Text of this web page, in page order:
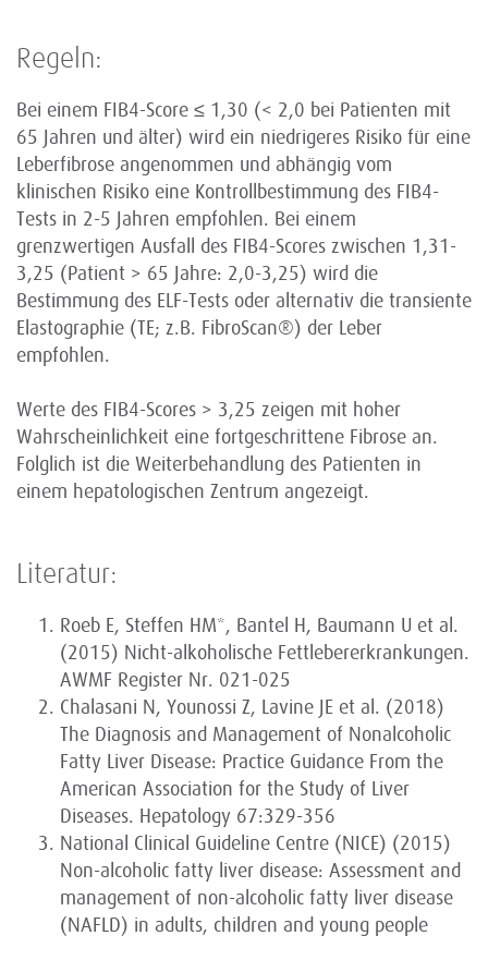
Regeln:
Bei einem FIB4-Score ≤ 1,30 (< 2,0 bei Patienten mit
65 Jahren und älter) wird ein niedrigeres Risiko für eine
Leberfibrose angenommen und abhängig vom
klinischen Risiko eine Kontrollbestimmung des FIB4-
Tests in 2-5 Jahren empfohlen. Bei einem
grenzwertigen Ausfall des FIB4-Scores zwischen 1,31-
3,25 (Patient > 65 Jahre: 2,0-3,25) wird die
Bestimmung des ELF-Tests oder alternativ die transiente
Elastographie (TE; z.B. FibroScan®) der Leber
empfohlen.
Werte des FIB4-Scores > 3,25 zeigen mit hoher
Wahrscheinlichkeit eine fortgeschrittene Fibrose an.
Folglich ist die Weiterbehandlung des Patienten in
einem hepatologischen Zentrum angezeigt.
Literatur:
Roeb E, Steffen HM*, Bantel H, Baumann U et al.
(2015) Nicht-alkoho­lische Fettlebererkrankungen.
AWMF Register Nr. 021-025
Chalasani N, Younossi Z, Lavine JE et al. (2018)
The Diagnosis and Management of Nonalcoholic
Fatty Liver Disease: Practice Guidance From the
American Association for the Study of Liver
Diseases. Hepa­tology 67:329-356
National Clinical Guideline Centre (NICE) (2015)
Non-alcoholic fatty liver disease: Assessment and
management of non-alcoholic fatty liver disease
(NAFLD) in adults, children and young people